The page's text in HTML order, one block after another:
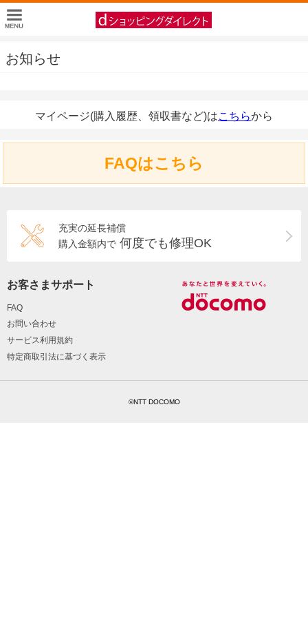
お知らせ
マイページ(購入履歴、領収書など)はこちらから
FAQはこちら
充実の延長補償
購入金額内で 何度でも修理OK
お客さまサポート
FAQ
お問い合わせ
サービス利用規約
特定商取引法に基づく表示
©NTT DOCOMO